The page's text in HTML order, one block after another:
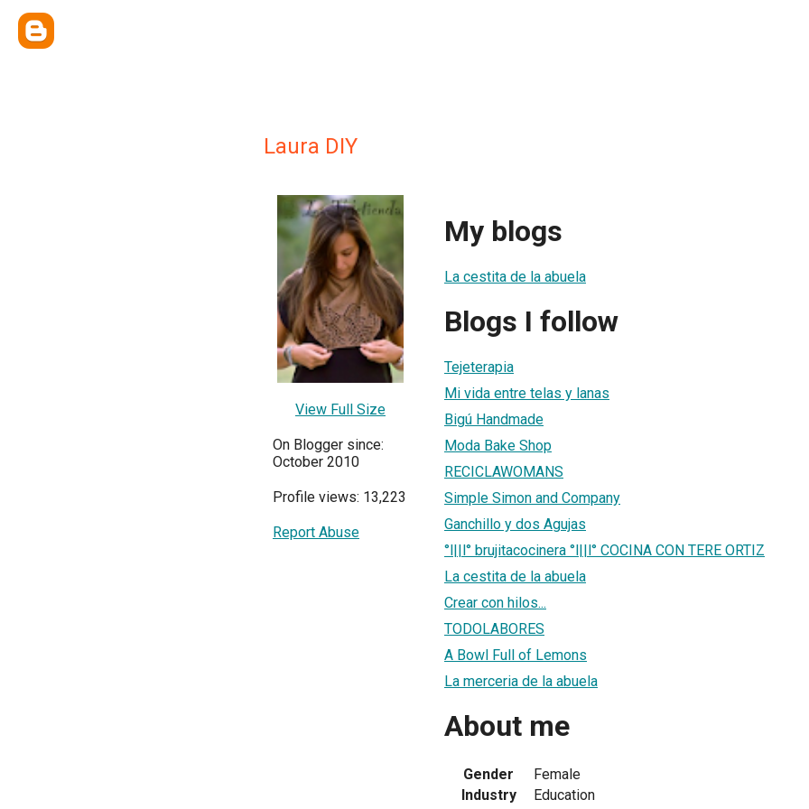
Laura DIY
View Full Size
On Blogger since:
October 2010
Profile views: 13,223
Report Abuse
My blogs
La cestita de la abuela
Blogs I follow
Tejeterapia
Mi vida entre telas y lanas
Bigú Handmade
Moda Bake Shop
RECICLAWOMANS
Simple Simon and Company
Ganchillo y dos Agujas
°l||l° brujitacocinera °l||l° COCINA CON TERE ORTIZ
La cestita de la abuela
Crear con hilos...
TODOLABORES
A Bowl Full of Lemons
La merceria de la abuela
About me
Gender
Female
Industry
Education